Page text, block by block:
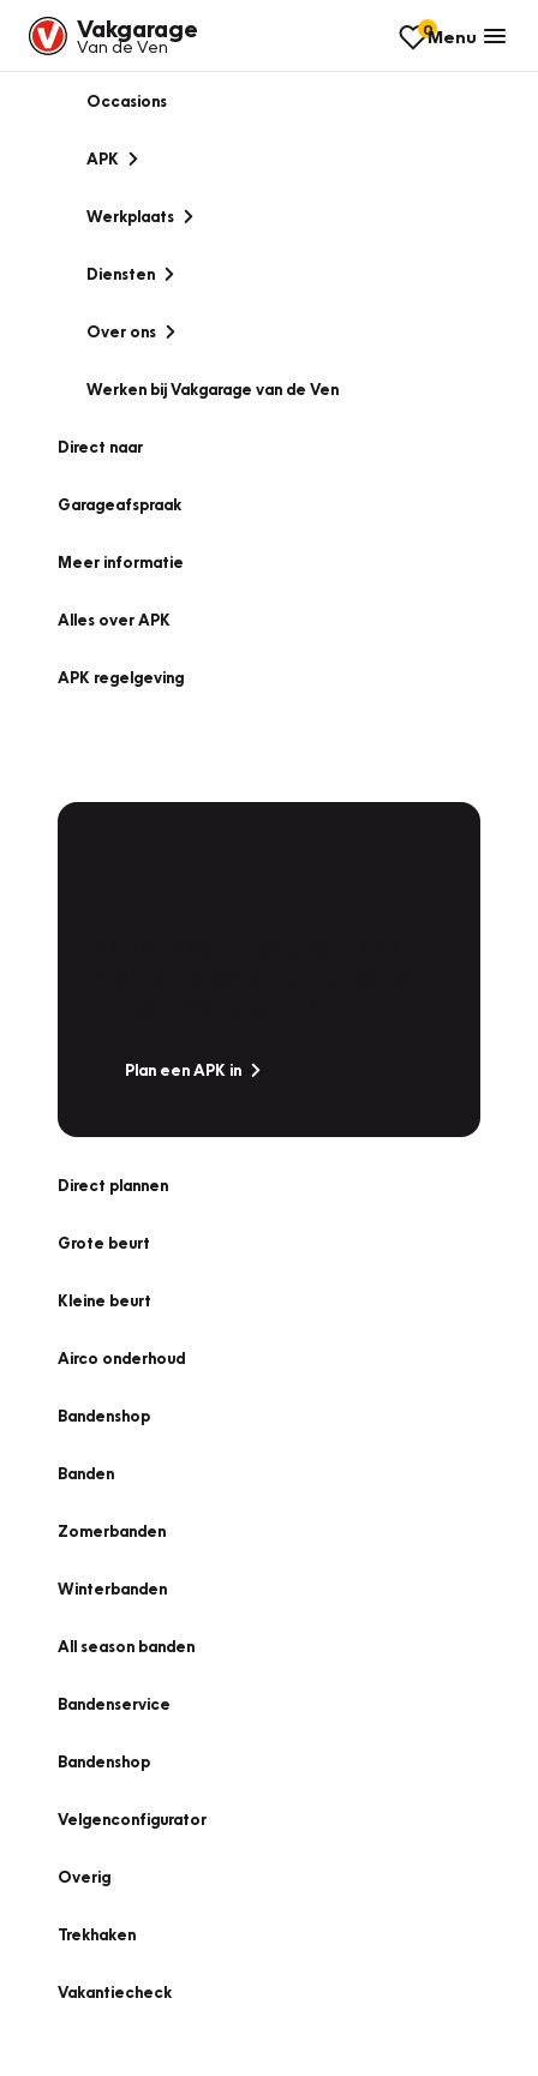
Vakgarage
Van de Ven
0Menu
Occasions
APK
Werkplaats
Diensten
Over ons
Werken bij Vakgarage van de Ven
Direct naar
Garageafspraak
Meer informatie
Alles over APK
APK regelgeving
Plan een APK in
Direct plannen
Grote beurt
Kleine beurt
Airco onderhoud
Bandenshop
Banden
Zomerbanden
Winterbanden
All season banden
Bandenservice
Bandenshop
Velgenconfigurator
Overig
Trekhaken
Vakantiecheck